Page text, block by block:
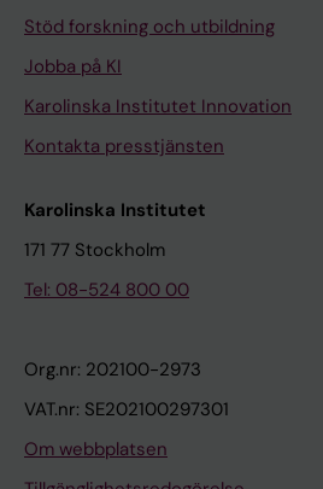
Stöd forskning och utbildning
Jobba på KI
Karolinska Institutet Innovation
Kontakta presstjänsten
Karolinska Institutet
171 77 Stockholm
Tel: 08-524 800 00
Org.nr: 202100-2973
VAT.nr: SE202100297301
Om webbplatsen